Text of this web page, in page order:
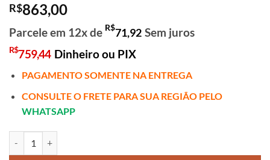
R$863,00
Parcele em 12x de R$71,92 Sem juros
R$759,44 Dinheiro ou PIX
PAGAMENTO SOMENTE NA ENTREGA
CONSULTE O FRETE PARA SUA REGIÃO PELO
WHATSAPP